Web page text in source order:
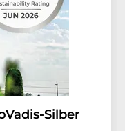
Silber